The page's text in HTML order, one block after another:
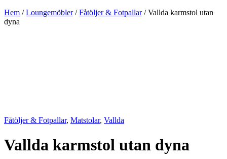
Hem /Loungemöbler/Fåtöljer & Fotpallar/ Vallda karmstol utan
dyna
Fåtöljer & Fotpallar, Matstolar, Vallda
Vallda karmstol utan dyna